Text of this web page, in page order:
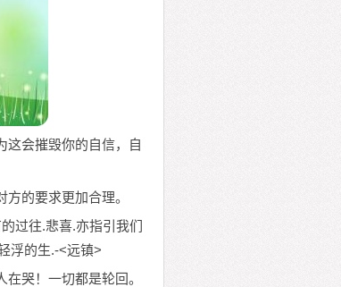
这会摧毁你的自信，自
的要求更加合理。
过往.悲喜.亦指引我们
浮的生.-<远镇>
哭！一切都是轮回。